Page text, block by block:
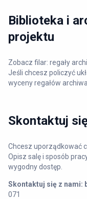
Biblioteka i
projektu
Zobacz filar: regały
Jeśli chcesz policzyć
wyceny regałów
Skontaktuj
Chcesz uporządkować
Opisz salę i sposób
wygodny dostęp.
Skontaktuj się z nami:
071